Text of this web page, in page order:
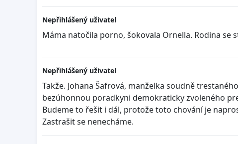
Nepřihlášený uživatel
Máma natočila porno, šokovala Ornella. Rodina
Nepřihlášený uživatel
Takže. Johana Šafrová, manželka soudně
bezúhonnou poradkyni demokraticky zvoleného
Budeme to řešit i dál, protože toto chování je
Zastrašit se nenecháme.